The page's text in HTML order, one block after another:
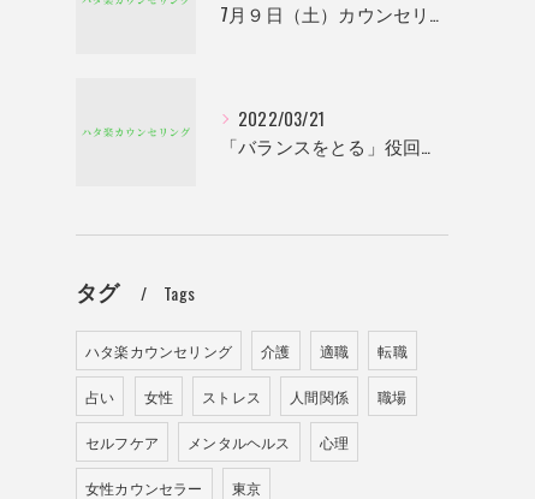
7月９日（土）カウンセリング行います！！
2022/03/21
「バランスをとる」役回りになる
タグ Tags
ハタ楽カウンセリング 介護 適職 転職
占い 女性 ストレス 人間関係 職場
セルフケア メンタルヘルス 心理
女性カウンセラー 東京